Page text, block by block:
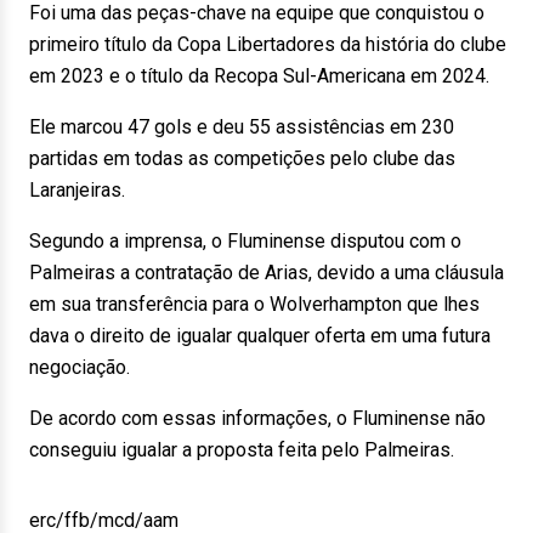
Foi uma das peças-chave na equipe que conquistou o
primeiro título da Copa Libertadores da história do clube
em 2023 e o título da Recopa Sul-Americana em 2024.
Ele marcou 47 gols e deu 55 assistências em 230
partidas em todas as competições pelo clube das
Laranjeiras.
Segundo a imprensa, o Fluminense disputou com o
Palmeiras a contratação de Arias, devido a uma cláusula
em sua transferência para o Wolverhampton que lhes
dava o direito de igualar qualquer oferta em uma futura
negociação.
De acordo com essas informações, o Fluminense não
conseguiu igualar a proposta feita pelo Palmeiras.
erc/ffb/mcd/aam